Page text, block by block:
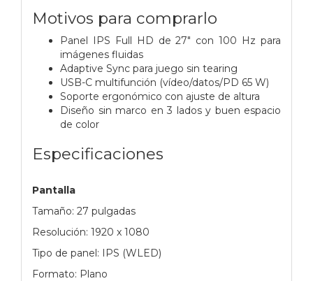
Motivos para comprarlo
Panel IPS Full HD de 27" con 100 Hz para
imágenes fluidas
Adaptive Sync para juego sin tearing
USB-C multifunción (vídeo/datos/PD 65 W)
Soporte ergonómico con ajuste de altura
Diseño sin marco en 3 lados y buen espacio
de color
Especificaciones
Pantalla
Tamaño: 27 pulgadas
Resolución: 1920 x 1080
Tipo de panel: IPS (WLED)
Formato: Plano